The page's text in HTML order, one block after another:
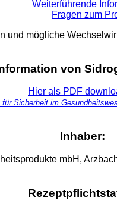
Weiterführende
Fragen zum
und mögliche
von
Hier als PDF
für Sicherheit im
Inhaber:
mbH,